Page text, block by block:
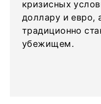
кризисных
доллару и евро,
традиционно
убежищем.